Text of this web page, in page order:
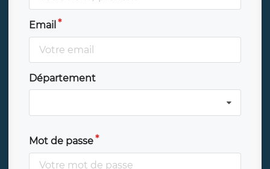
Email
Département
Mot de passe